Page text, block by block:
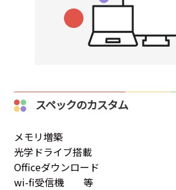
スペックのカスタム
メモリ増築
光学ドライブ搭載
Officeダウンロード
wi-fi受信機 等